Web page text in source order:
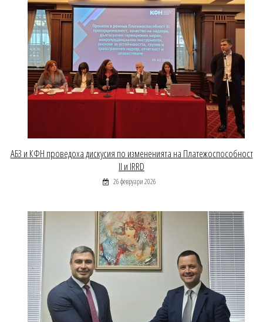
АБЗ и КФН проведоха дискусия по измененията на Платежоспособност
II и IRRD
26 февруари 2026